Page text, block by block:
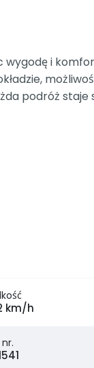
i
podróż staje
km/h